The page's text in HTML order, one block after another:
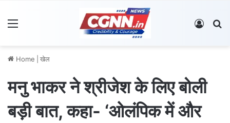
Log In
Home खेल
मनु भाकर ने श्रीजेश के लिए बोली
बड़ी बात, कहा- ‘ओलंपिक में और